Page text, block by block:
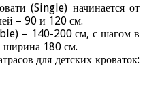
(Single) начинается от
– 90 и 120 см.
– 140-200 см, с шагом в
ширина 180 см.
для детских кроваток: